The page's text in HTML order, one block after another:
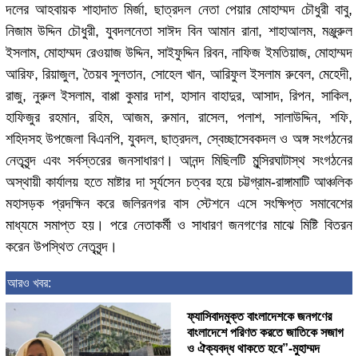
দলের আহবায়ক শাহাদাত মির্জা, ছাত্রদল নেতা পেয়ার মোহাম্মদ চৌধুরী বাবু,
নিজাম উদ্দিন চৌধুরী, যুবদলনেতা সাঈদ বিন আমান রানা, শাহাআলম, মঞ্জুরুল
ইসলাম, মোহাম্মদ রেওয়াজ উদ্দিন, সাইফুদ্দিন রিবন, নাফিজ ইমতিয়াজ, মোহাম্মদ
আরিফ, রিয়াজুল, তৈয়ব সুলতান, সোহেল খান, আরিফুল ইসলাম রুবেল, মেহেদী,
রাজু, নুরুল ইসলাম, বাপ্পা কুমার দাশ, হাসান বাহাদুর, আসাদ, রিপন, সাকিল,
হাফিজুর রহমান, রহিম, আজম, রুমান, রাসেল, পলাশ, সালাউদ্দিন, শফি,
শহিদসহ উপজেলা বিএনপি, যুবদল, ছাত্রদল, স্বেচ্ছাসেবকদল ও অঙ্গ সংগঠনের
নেতৃবৃন্দ এবং সর্বস্তরের জনসাধারণ। আনন্দ মিছিলটি মুন্সিরঘাটাস্থ সংগঠনের
অস্থায়ী কার্যালয় হতে মাষ্টার দা সূর্যসেন চত্বর হয়ে চট্টগ্রাম-রাঙ্গামাটি আঞ্চলিক
মহাসড়ক প্রদক্ষিন করে জলিরনগর বাস স্টেশনে এসে সংক্ষিপ্ত সমাবেশের
মাধ্যমে সমাপ্ত হয়। পরে নেতাকর্মী ও সাধারণ জনগণের মাঝে মিষ্টি বিতরন
করেন উপস্থিত নেতৃবৃন্দ।
আরও খবর:
ফ্যাসিবাদমুক্ত বাংলাদেশকে জনগণের
বাংলাদেশে পরিণত করতে জাতিকে সজাগ
ও ঐক্যবদ্ধ থাকতে হবে”-মুহাম্মদ